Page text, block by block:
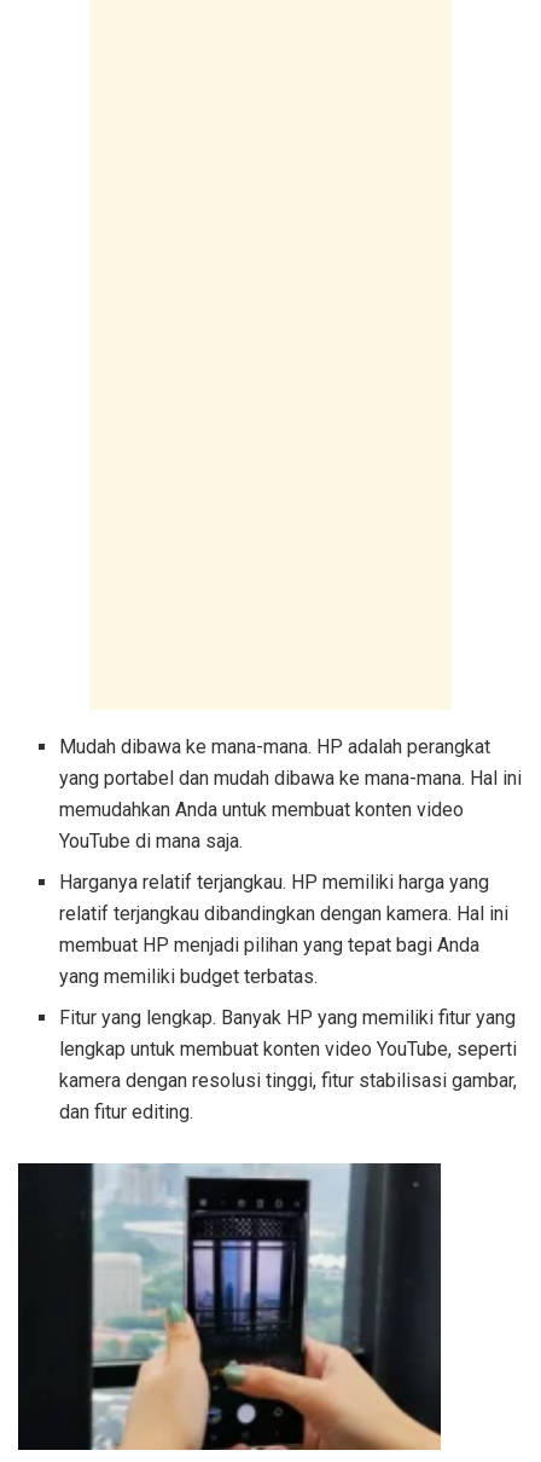
Mudah dibawa ke mana-mana. HP adalah perangkat
yang portabel dan mudah dibawa ke mana-mana. Hal ini
memudahkan Anda untuk membuat konten video
YouTube di mana saja.
Harganya relatif terjangkau. HP memiliki harga yang
relatif terjangkau dibandingkan dengan kamera. Hal ini
membuat HP menjadi pilihan yang tepat bagi Anda
yang memiliki budget terbatas.
Fitur yang lengkap. Banyak HP yang memiliki fitur yang
lengkap untuk membuat konten video YouTube, seperti
kamera dengan resolusi tinggi, fitur stabilisasi gambar,
dan fitur editing.